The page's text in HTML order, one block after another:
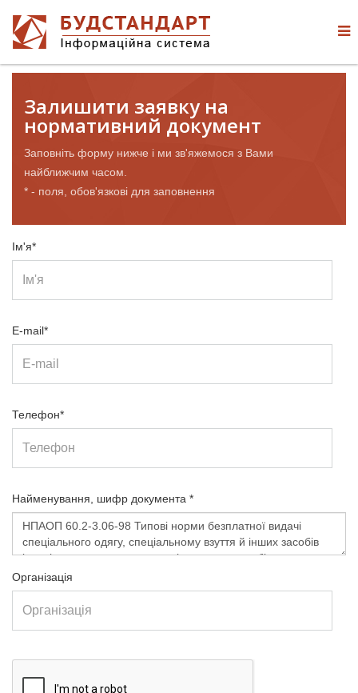
Залишити заявку на
нормативний документ
Заповніть форму нижче і ми зв'яжемося з Вами
найближчим часом.
* - поля, обов'язкові для заповнення
Ім'я*
E-mail*
Телефон*
Найменування, шифр документа *
Організація